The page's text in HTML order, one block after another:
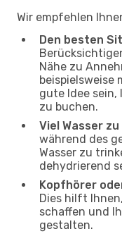
Wir empfehlen
Den besten
Nähe zu
beispielsweise
gute Idee sein,
zu buchen.
Viel Wasser
während des
Wasser zu
dehydrierend
Kopfhörer
Dies hilft
schaffen und
gestalten.